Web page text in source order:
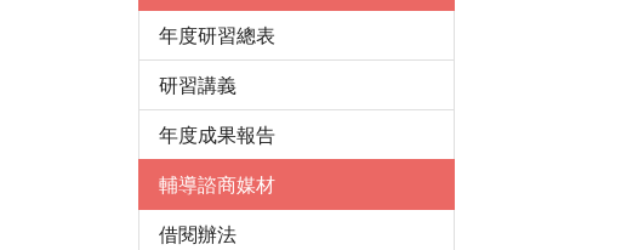
年度研習總表
研習講義
年度成果報告
輔導諮商媒材
借閱辦法